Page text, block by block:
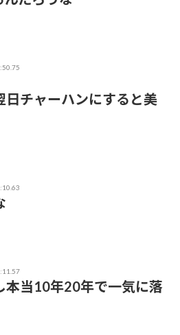
日チャーハンにすると美
本当10年20年で一気に落